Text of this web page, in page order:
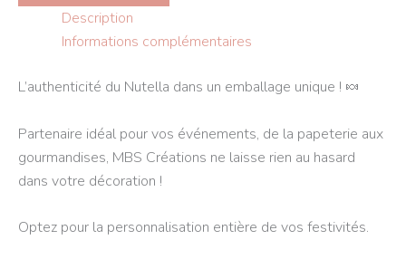
Description
Informations complémentaires
L’authenticité du Nutella dans un emballage unique ! 🍬
Partenaire idéal pour vos événements, de la papeterie aux
gourmandises, MBS Créations ne laisse rien au hasard
dans votre décoration !
Optez pour la personnalisation entière de vos festivités.